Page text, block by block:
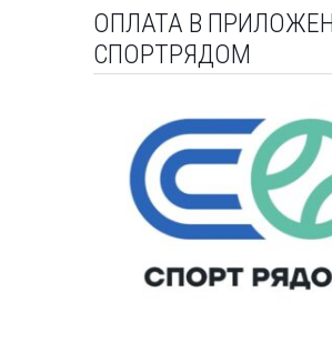
ОПЛАТА В
СПОРТРЯДОМ